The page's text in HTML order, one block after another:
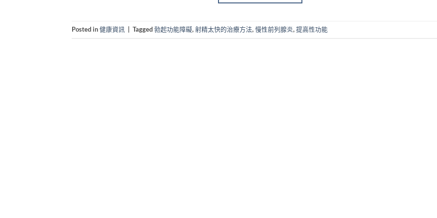
Posted in健康資訊 Tagged勃起功能障礙,射精太快的治療方法,慢性前列腺炎,提高性功能